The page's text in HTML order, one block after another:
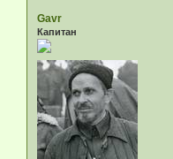
Gavr
Капитан